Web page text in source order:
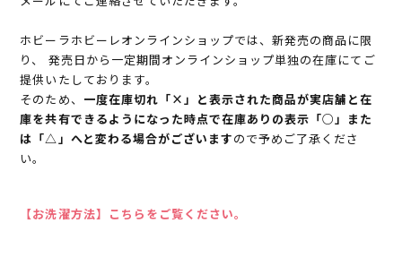
ホビーラホビーレオンラインショップでは、新発売の商品に限
り、 発売日から一定期間オンラインショップ単独の在庫にてご
提供いたしております。
そのため、 一度在庫切れ「×」と表示された商品が実店舗と在
庫を共有できるようになった時点で在庫ありの表示「○」また
は「△」へと変わる場合がございますので予めご了承くださ
い。
【お洗濯方法】こちらをご覧ください。